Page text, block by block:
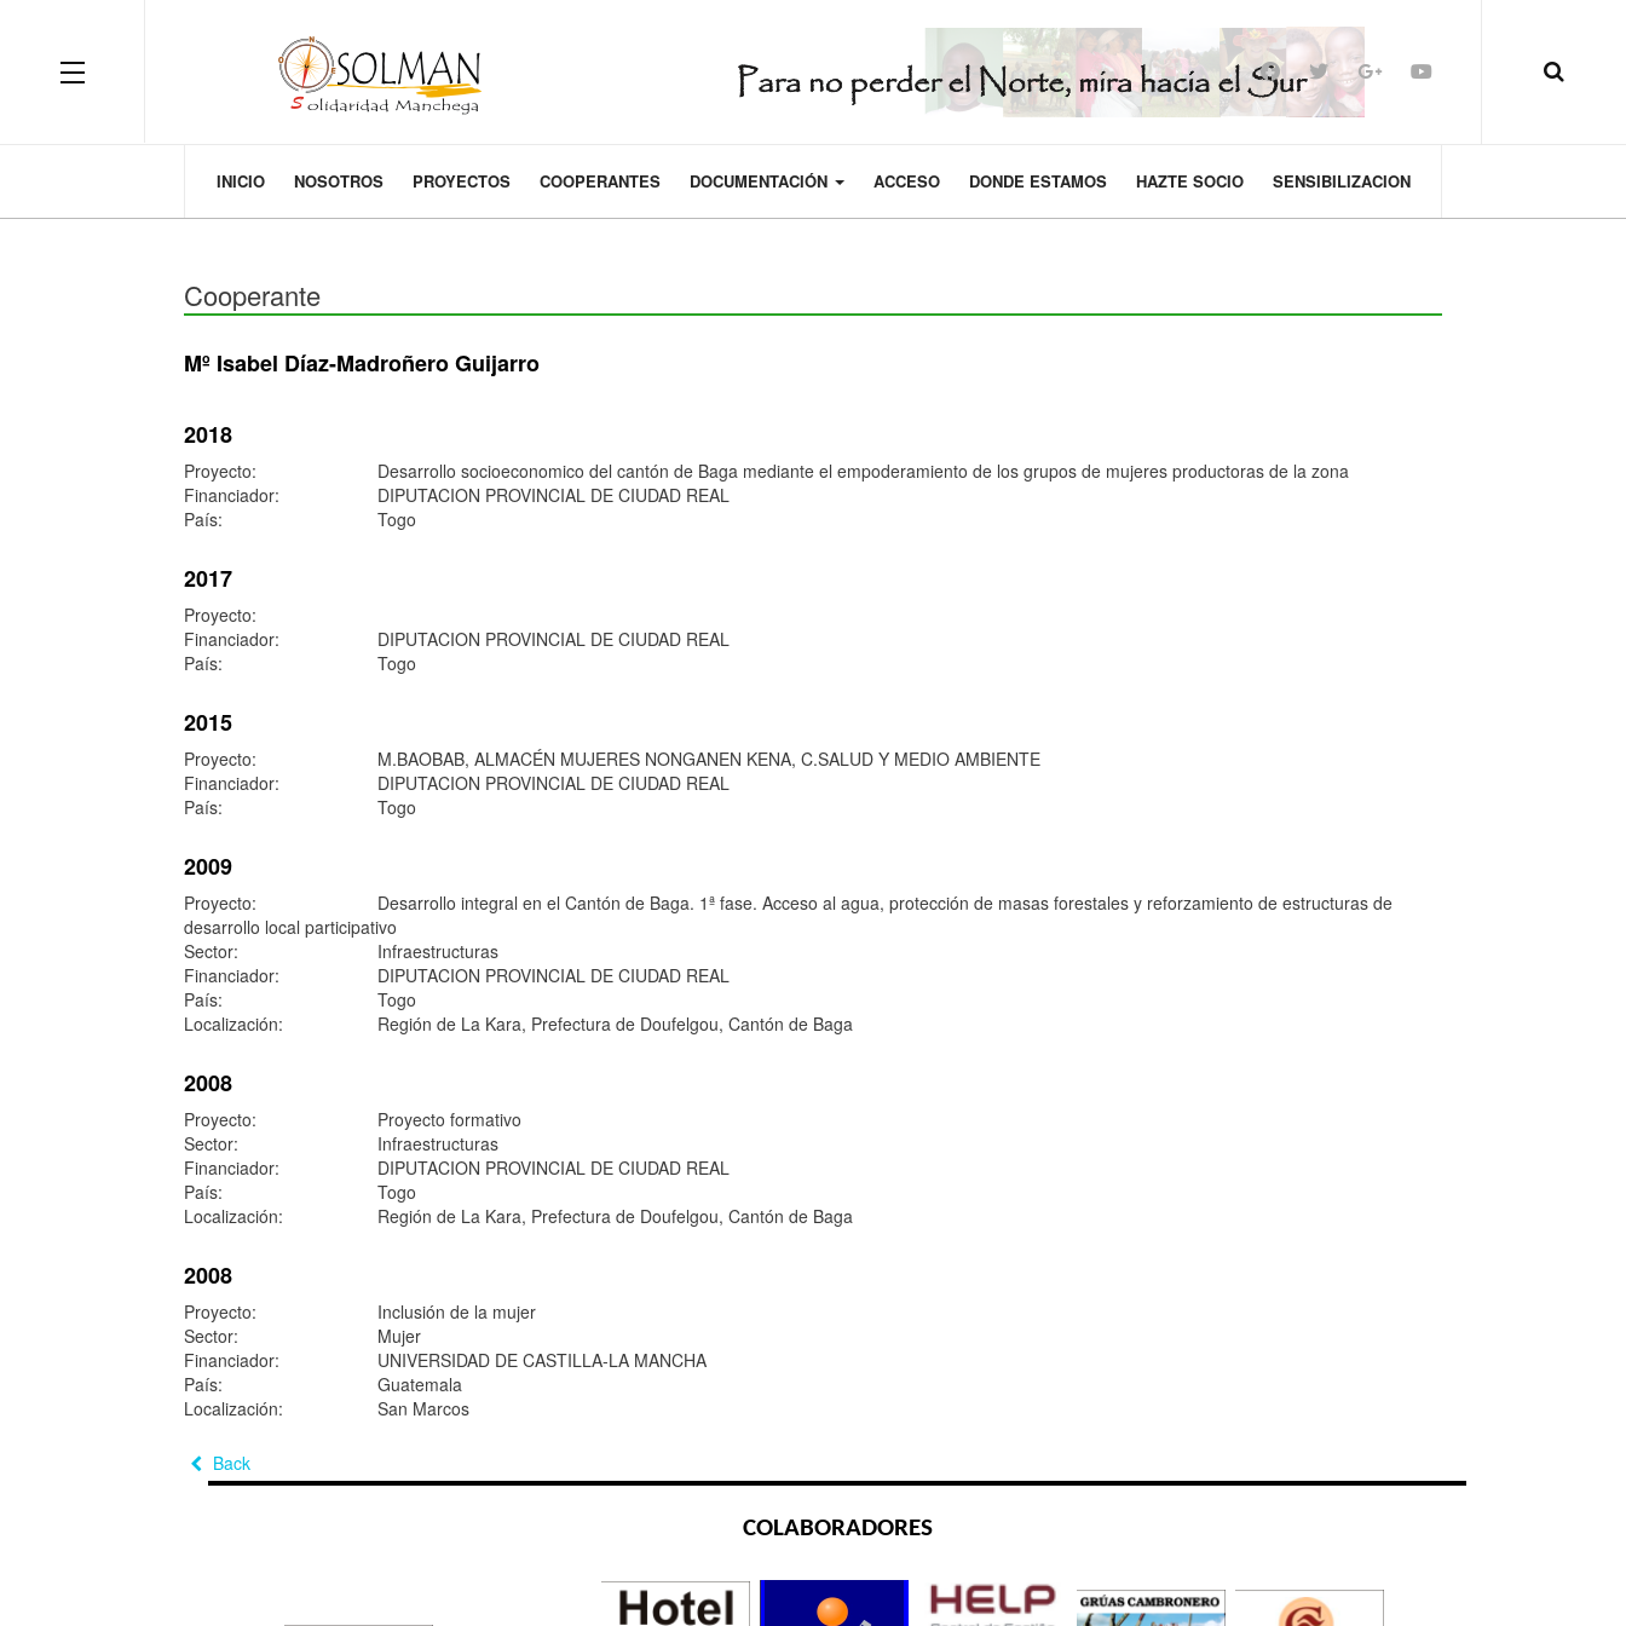
OFF CANVAS
INICIO NOSOTROS PROYECTOS COOPERANTES DOCUMENTACIÓN ACCESO DONDE ESTAMOS HAZTE SOCIO SENSIBILIZACION
Cooperante
Mº Isabel Díaz-Madroñero Guijarro
2018
Proyecto:
Desarrollo socioeconomico del cantón de Baga mediante el empoderamiento de los grupos de mujeres productoras de la zona
Financiador:
DIPUTACION PROVINCIAL DE CIUDAD REAL
País:
Togo
2017
Proyecto:
Financiador:
DIPUTACION PROVINCIAL DE CIUDAD REAL
País:
Togo
2015
Proyecto:
M.BAOBAB, ALMACÉN MUJERES NONGANEN KENA, C.SALUD Y MEDIO AMBIENTE
Financiador:
DIPUTACION PROVINCIAL DE CIUDAD REAL
País:
Togo
2009
Proyecto:
Desarrollo integral en el Cantón de Baga. 1ª fase. Acceso al agua, protección de masas forestales y reforzamiento de estructuras de
desarrollo local participativo
Sector:
Infraestructuras
Financiador:
DIPUTACION PROVINCIAL DE CIUDAD REAL
País:
Togo
Localización:
Región de La Kara, Prefectura de Doufelgou, Cantón de Baga
2008
Proyecto:
Proyecto formativo
Sector:
Infraestructuras
Financiador:
DIPUTACION PROVINCIAL DE CIUDAD REAL
País:
Togo
Localización:
Región de La Kara, Prefectura de Doufelgou, Cantón de Baga
2008
Proyecto:
Inclusión de la mujer
Sector:
Mujer
Financiador:
UNIVERSIDAD DE CASTILLA-LA MANCHA
País:
Guatemala
Localización:
San Marcos
Back
COLABORADORES